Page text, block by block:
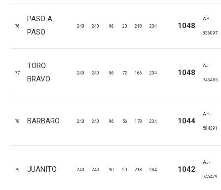
76
PASO A
PASO
240 240 96 20 218 234 1048
AH-
836097
77
TORO
BRAVO
240 240 96 72 166 234 1048
AJ-
746455
78 BARBARO 240 240 96 56 178 234 1044
AH-
584391
79 JUANITO 240 240 90 20 218 234 1042
AJ-
746429